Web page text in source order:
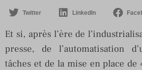
Twitter LinkedIn
Et si, après l’ère de
presse, de l’automatisation
tâches et de la mise en place de